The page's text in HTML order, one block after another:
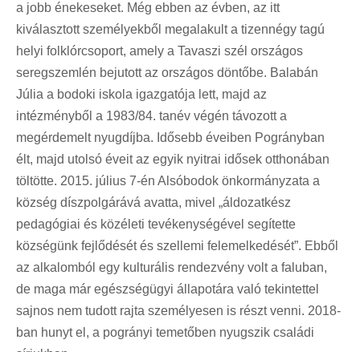
a jobb énekeseket. Még ebben az évben, az itt
kiválasztott személyekből megalakult a tizennégy tagú
helyi folklórcsoport, amely a Tavaszi szél országos
seregszemlén bejutott az országos döntőbe. Balabán
Júlia a bodoki iskola igazgatója lett, majd az
intézményből a 1983/84. tanév végén távozott a
megérdemelt nyugdíjba. Idősebb éveiben Pogrányban
élt, majd utolsó éveit az egyik nyitrai idősek otthonában
töltötte. 2015. július 7-én Alsóbodok önkormányzata a
község díszpolgárává avatta, mivel „áldozatkész
pedagógiai és közéleti tevékenységével segítette
községünk fejlődését és szellemi felemelkedését”. Ebből
az alkalomból egy kulturális rendezvény volt a faluban,
de maga már egészségügyi állapotára való tekintettel
sajnos nem tudott rajta személyesen is részt venni. 2018-
ban hunyt el, a pogrányi temetőben nyugszik családi